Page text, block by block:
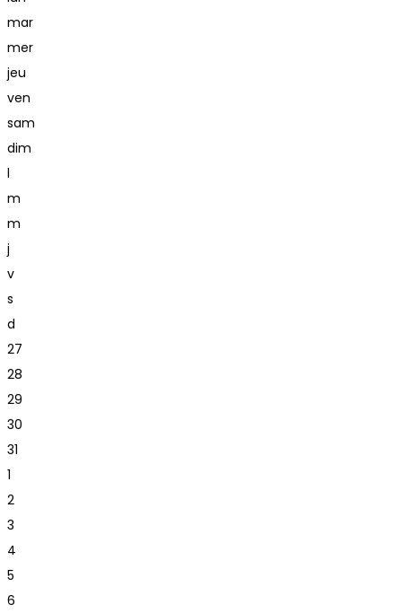
mar
mer
jeu
ven
sam
dim
l
m
m
j
v
s
d
27
28
29
30
31
1
2
3
4
5
6